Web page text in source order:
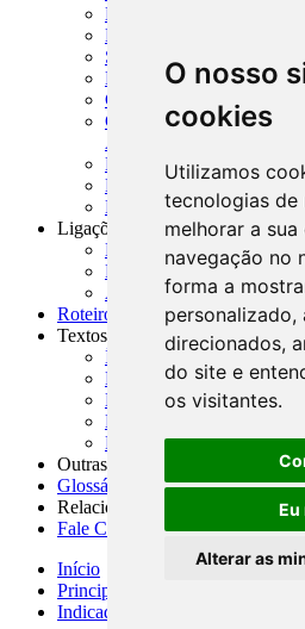
O nosso
cookies
Utilizamos
tecnologias de
melhorar a
navegação no
forma a
personalizado,
direcionados,
do site e
os visitantes.
Eu
Alterar as
MTVM - Manual de
MCR - Manual de Crédito
SISORF - Manual de
MASUP - Manual de
CADOC - Catálogo de
CNAE-CONCLA -
Atividades Econômicas
PMF - Cartilhas do BCB
Manuais Auxiliares do
Resenhas Diárias
Ligações Externas
Links Úteis
Presidência da República
Agências Nacionais
Roteiros para Estudos
Textos
Índice de Textos
Editorial
Monografias
Na Imprensa
Fórum de Discussão
Outras ferramentas
Glossário
Relacionamento
Fale Conosco
Início
Principais notícias
Indicadores